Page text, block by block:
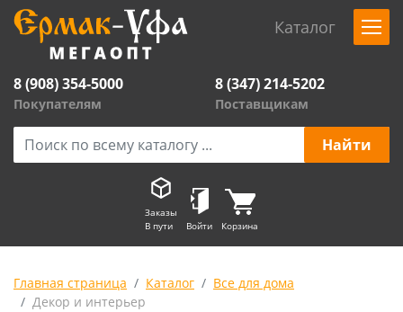
Каталог
8 (908) 354-5000
Покупателям
8 (347) 214-5202
Поставщикам
Заказы
В пути
Войти Корзина
Главная страница Каталог
Все для дома
Декор и интерьер